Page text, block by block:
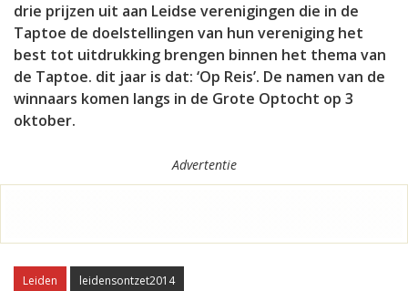
drie prijzen uit aan Leidse verenigingen die in de
Taptoe de doelstellingen van hun vereniging het
best tot uitdrukking brengen binnen het thema van
de Taptoe. dit jaar is dat: ‘Op Reis’. De namen van de
winnaars komen langs in de Grote Optocht op 3
oktober.
Advertentie
Leiden leidensontzet2014